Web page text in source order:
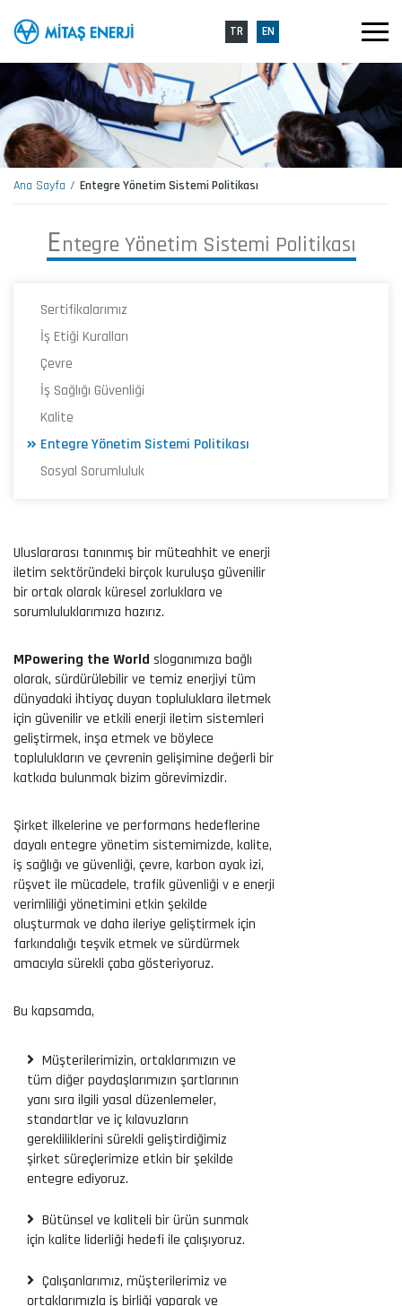
TR EN
Ana Sayfa Entegre Yönetim Sistemi Politikası
Entegre Yönetim Sistemi Politikası
Sertifikalarımız
İş Etiği Kuralları
Çevre
İş Sağlığı Güvenliği
Kalite
Entegre Yönetim Sistemi Politikası
Sosyal Sorumluluk
Uluslararası tanınmış bir müteahhit ve enerji
iletim sektöründeki birçok kuruluşa güvenilir
bir ortak olarak küresel zorluklara ve
sorumluluklarımıza hazırız.
MPowering the World sloganımıza bağlı
olarak, sürdürülebilir ve temiz enerjiyi tüm
dünyadaki ihtiyaç duyan topluluklara iletmek
için güvenilir ve etkili enerji iletim sistemleri
geliştirmek, inşa etmek ve böylece
toplulukların ve çevrenin gelişimine değerli bir
katkıda bulunmak bizim görevimizdir.
Şirket ilkelerine ve performans hedeflerine
dayalı entegre yönetim sistemimizde, kalite,
iş sağlığı ve güvenliği, çevre, karbon ayak izi,
rüşvet ile mücadele, trafik güvenliği v e enerji
verimliliği yönetimini etkin şekilde
oluşturmak ve daha ileriye geliştirmek için
farkındalığı teşvik etmek ve sürdürmek
amacıyla sürekli çaba gösteriyoruz.
Bu kapsamda,
Müşterilerimizin, ortaklarımızın ve
tüm diğer paydaşlarımızın şartlarının
yanı sıra ilgili yasal düzenlemeler,
standartlar ve iç kılavuzların
gerekliliklerini sürekli geliştirdiğimiz
şirket süreçlerimize etkin bir şekilde
entegre ediyoruz.
Bütünsel ve kaliteli bir ürün sunmak
için kalite liderliği hedefi ile çalışıyoruz.
Çalışanlarımız, müşterilerimiz ve
ortaklarımızla iş birliği yaparak ve